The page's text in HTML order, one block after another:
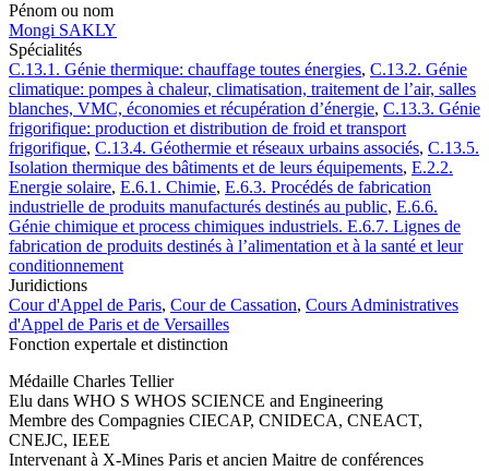
Pénom ou nom
Mongi SAKLY
Spécialités
C.13.1. Génie thermique: chauffage toutes énergies, C.13.2. Génie
climatique: pompes à chaleur, climatisation, traitement de l’air, salles
blanches, VMC, économies et récupération d’énergie, C.13.3. Génie
frigorifique: production et distribution de froid et transport
frigorifique, C.13.4. Géothermie et réseaux urbains associés, C.13.5.
Isolation thermique des bâtiments et de leurs équipements, E.2.2.
Energie solaire, E.6.1. Chimie, E.6.3. Procédés de fabrication
industrielle de produits manufacturés destinés au public, E.6.6.
Génie chimique et process chimiques industriels. E.6.7. Lignes de
fabrication de produits destinés à l’alimentation et à la santé et leur
conditionnement
Juridictions
Cour d'Appel de Paris, Cour de Cassation, Cours Administratives
d'Appel de Paris et de Versailles
Fonction expertale et distinction
Médaille Charles Tellier
Elu dans WHO S WHOS SCIENCE and Engineering
Membre des Compagnies CIECAP, CNIDECA, CNEACT,
CNEJC, IEEE
Intervenant à X-Mines Paris et ancien Maitre de conférences